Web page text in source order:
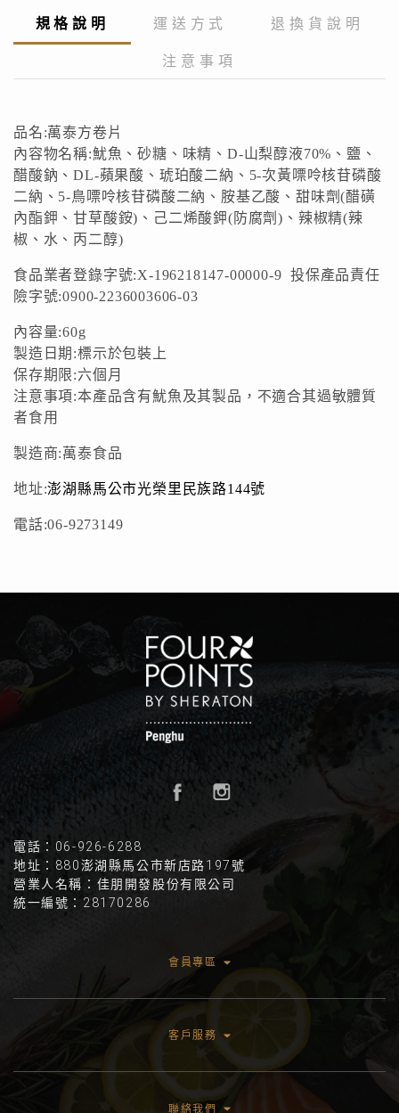
規格說明 運送方式 退換貨說明
注意事項
品名:萬泰方卷片
內容物名稱:魷魚、砂糖、味精、D-山梨醇液70%、鹽、
醋酸鈉、DL-蘋果酸、琥珀酸二納、5-次黃嘌呤核苷磷酸
二納、5-鳥嘌呤核苷磷酸二納、胺基乙酸、甜味劑(醋磺
內酯鉀、甘草酸銨)、己二烯酸鉀(防腐劑)、辣椒精(辣
椒、水、丙二醇)
食品業者登錄字號:X-196218147-00000-9 投保產品責任
險字號:0900-2236003606-03
內容量:60g
製造日期:標示於包裝上
保存期限:六個月
注意事項:本產品含有魷魚及其製品，不適合其過敏體質
者食用
製造商:萬泰食品
地址:澎湖縣馬公市光榮里民族路144號
電話:06-9273149
電話：06-926-6288
地址：880澎湖縣馬公市新店路197號
營業人名稱：佳朋開發股份有限公司
統一編號：28170286
會員專區
客戶服務
聯絡我們